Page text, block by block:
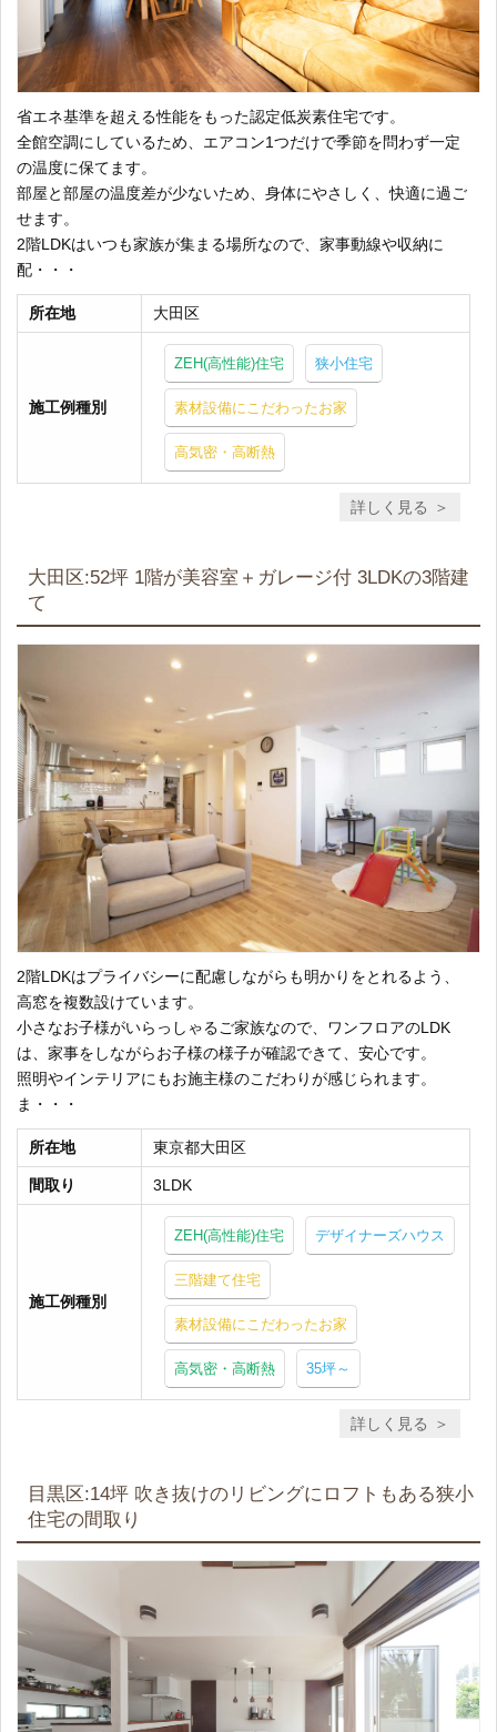
省エネ基準を超える性能をもった認定低炭素住宅です。
全館空調にしているため、エアコン1つだけで季節を問わず一定
の温度に保てます。
部屋と部屋の温度差が少ないため、身体にやさしく、快適に過ご
せます。
2階LDKはいつも家族が集まる場所なので、家事動線や収納に
配・・・
所在地 大田区
施工例種別
ZEH(高性能)住宅 狭小住宅
素材設備にこだわったお家
高気密・高断熱
詳しく見る
大田区:52坪 1階が美容室＋ガレージ付 3LDKの3階建
て
2階LDKはプライバシーに配慮しながらも明かりをとれるよう、
高窓を複数設けています。
小さなお子様がいらっしゃるご家族なので、ワンフロアのLDK
は、家事をしながらお子様の様子が確認できて、安心です。
照明やインテリアにもお施主様のこだわりが感じられます。
ま・・・
所在地 東京都大田区
間取り 3LDK
施工例種別
ZEH(高性能)住宅 デザイナーズハウス
三階建て住宅
素材設備にこだわったお家
高気密・高断熱 35坪～
詳しく見る
目黒区:14坪 吹き抜けのリビングにロフトもある狭小
住宅の間取り